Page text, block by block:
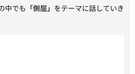
中でも 「側屈」 をテーマに話していき